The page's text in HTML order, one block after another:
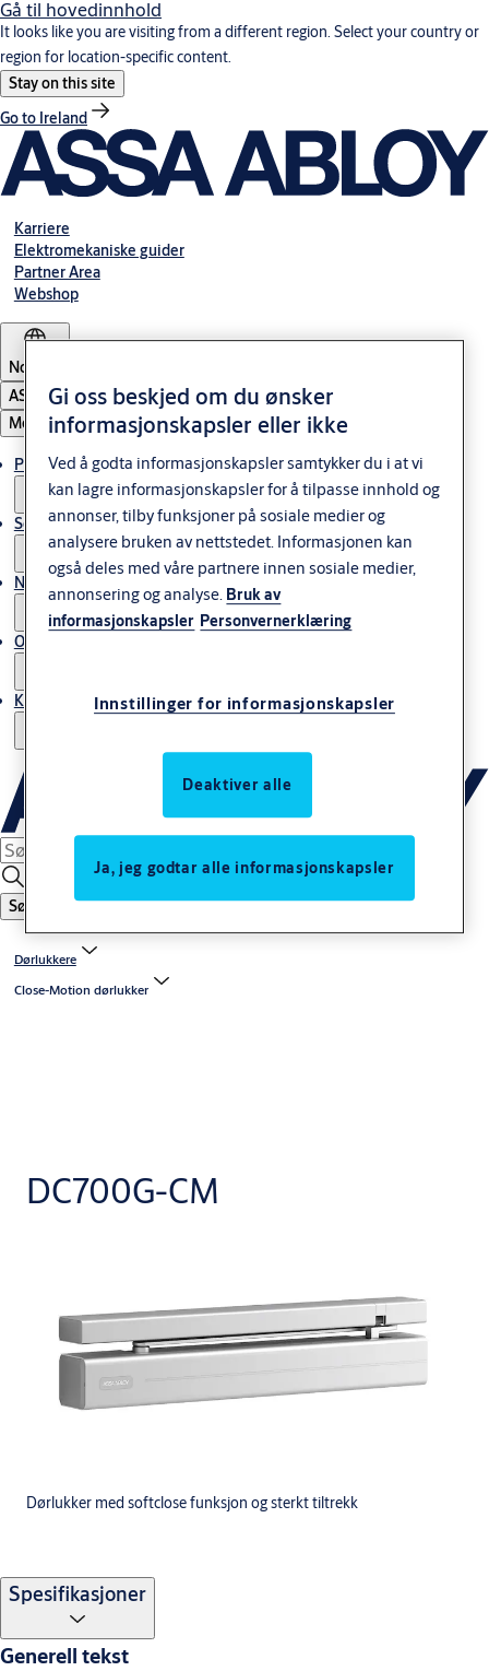
Gå til hovedinnhold
It looks like you are visiting from a different region. Select your country or
region for location-specific content.
Stay on this site
Go to Ireland
Karriere
Elektromekaniske guider
Partner Area
Webshop
Norway
ASSA ABLOY Group
Meny
Produkter og løsninger
Service
Nyheter & artikler
Om ASSA ABLOY Norway
Kontakt oss
Søk
Dørlukkere
Close-Motion dørlukker
DC700G-CM
Dørlukker med softclose funksjon og sterkt tiltrekk
Spesifikasjoner
Generell tekst
Gi oss beskjed om du ønsker
informasjonskapsler eller ikke
Ved å godta informasjonskapsler samtykker du i at vi
kan lagre informasjonskapsler for å tilpasse innhold og
annonser, tilby funksjoner på sosiale medier og
analysere bruken av nettstedet. Informasjonen kan
også deles med våre partnere innen sosiale medier,
annonsering og analyse. Bruk av
informasjonskapsler Personvernerklæring
Innstillinger for informasjonskapsler
Deaktiver alle
Ja, jeg godtar alle informasjonskapsler